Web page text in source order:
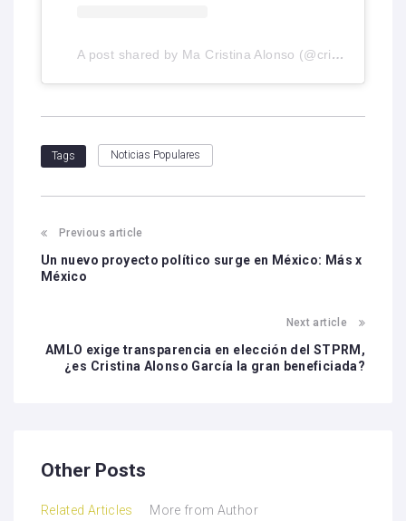
A post shared by Ma Cristina Alonso (@cristinaalonsoaup)
Tags Noticias Populares
Previous article
Un nuevo proyecto político surge en México: Más x
México
Next article
AMLO exige transparencia en elección del STPRM,
¿es Cristina Alonso García la gran beneficiada?
Other Posts
Related Articles More from Author